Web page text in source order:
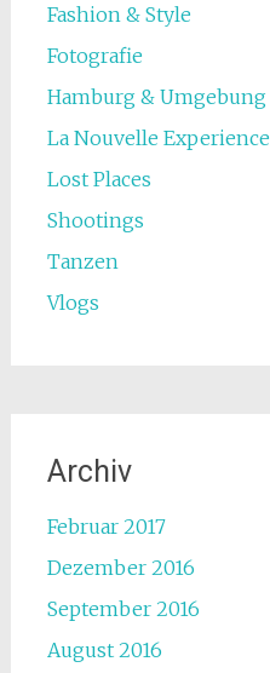
Fashion & Style
Fotografie
Hamburg & Umgebung
La Nouvelle Experience
Lost Places
Shootings
Tanzen
Vlogs
Archiv
Februar 2017
Dezember 2016
September 2016
August 2016